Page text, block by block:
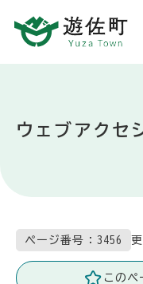
ウェブアクセ
ページ番号：3456
このペ